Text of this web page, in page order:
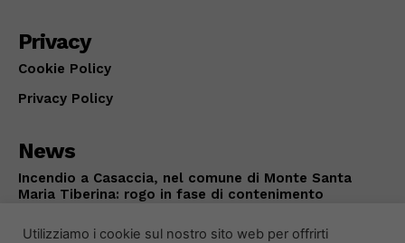
Privacy
Cookie Policy
Privacy Policy
News
Incendio a Casaccia, nel comune di Monte Santa
Maria Tiberina: rogo in fase di contenimento
Utilizziamo i cookie sul nostro sito web per offrirti